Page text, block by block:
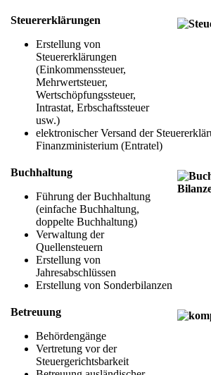
Steuererklärungen
Erstellung von
Steuererklärungen
(Einkommenssteuer,
Mehrwertsteuer,
Wertschöpfungssteuer,
Intrastat, Erbschaftssteuer
usw.)
elektronischer Versand der
Finanzministerium (Entratel)
Buchhaltung
Führung der Buchhaltung
(einfache Buchhaltung,
doppelte Buchhaltung)
Verwaltung der
Quellensteuern
Erstellung von
Jahresabschlüssen
Erstellung von Sonderbilanzen
Betreuung
Behördengänge
Vertretung vor der
Steuergerichtsbarkeit